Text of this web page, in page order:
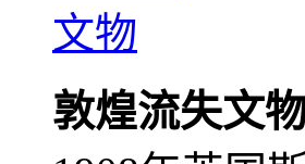
敦煌流失文